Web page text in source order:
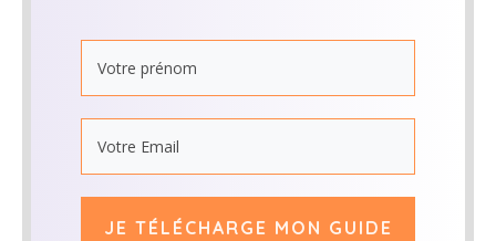
JE TÉLÉCHARGE MON GUIDE